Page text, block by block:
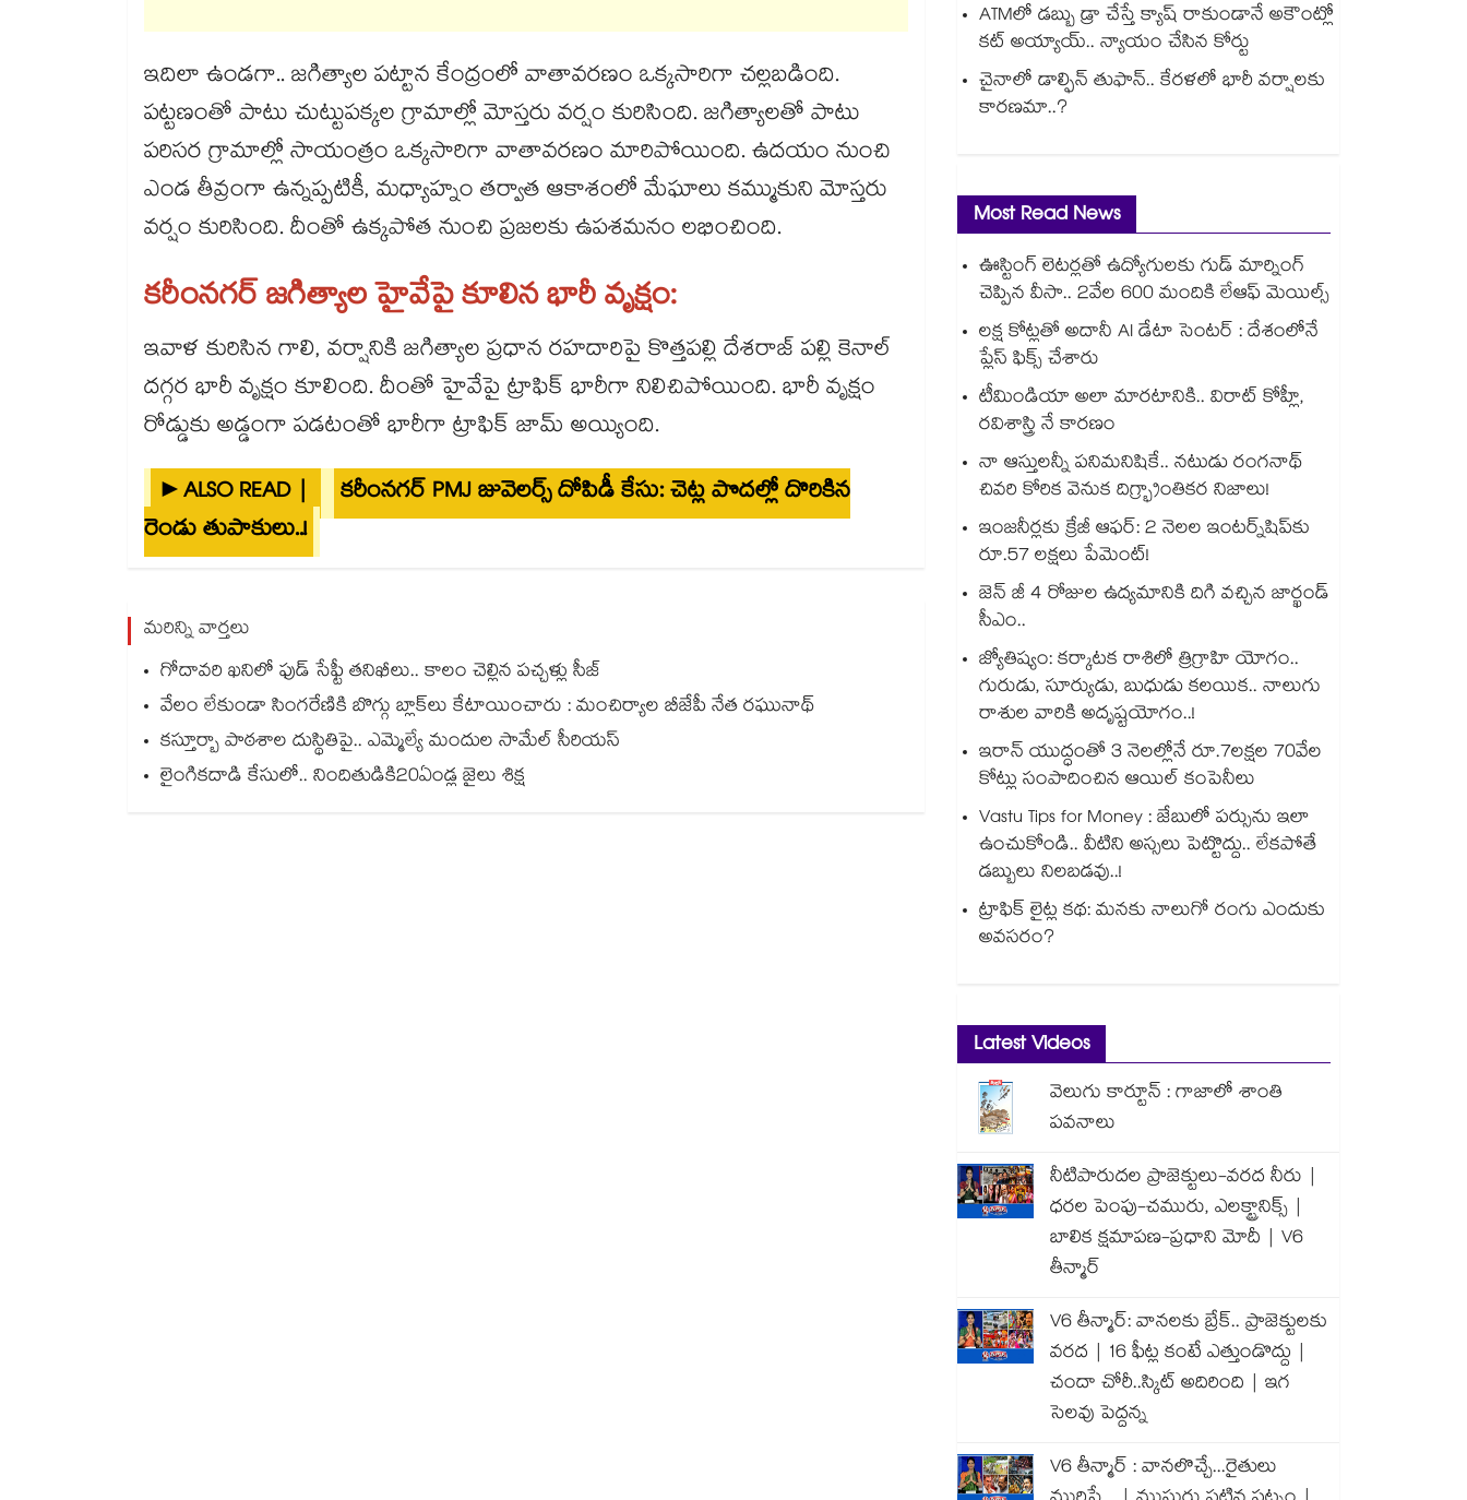
ఇదిలా ఉండగా.. జగిత్యాల పట్టాన కేంద్రంలో వాతావరణం ఒక్కసారిగా చల్లబడింది.
పట్టణంతో పాటు చుట్టుపక్కల గ్రామాల్లో మోస్తరు వర్షం కురిసింది. జగిత్యాలతో పాటు
పరిసర గ్రామాల్లో సాయంత్రం ఒక్కసారిగా వాతావరణం మారిపోయింది. ఉదయం నుంచి
ఎండ తీవ్రంగా ఉన్నప్పటికీ, మధ్యాహ్నం తర్వాత ఆకాశంలో మేఘాలు కమ్ముకుని మోస్తరు
వర్షం కురిసింది. దీంతో ఉక్కపోత నుంచి ప్రజలకు ఉపశమనం లభించింది.
కరీంనగర్ జగిత్యాల హైవేపై కూలిన భారీ వృక్షం:
ఇవాళ కురిసిన గాలి, వర్షానికి జగిత్యాల ప్రధాన రహదారిపై కొత్తపల్లి దేశరాజ్ పల్లి కెనాల్
దగ్గర భారీ వృక్షం కూలింది. దీంతో హైవేపై ట్రాఫిక్ భారీగా నిలిచిపోయింది. భారీ వృక్షం
రోడ్డుకు అడ్డంగా పడటంతో భారీగా ట్రాఫిక్ జామ్ అయ్యింది.
►ALSO READ |
కరీంనగర్ PMJ జువెలర్స్ దోపిడీ కేసు: చెట్ల పొదల్లో దొరికిన
రెండు తుపాకులు..!
మరిన్ని వార్తలు
గోదావరి ఖనిలో ఫుడ్ సేఫ్టీ తనిఖీలు.. కాలం చెల్లిన పచ్చళ్లు సీజ్
వేలం లేకుండా సింగరేణికి బొగ్గు బ్లాక్‌‌‌‌‌‌‌‌లు కేటాయించారు : మంచిర్యాల బీజేపీ నేత రఘునాథ్
కస్తూర్బా పాఠశాల దుస్థితిపై.. ఎమ్మెల్యే మందుల సామేల్ సీరియస్
లైంగికదాడి కేసులో.. నిందితుడికి20ఏండ్ల జైలు శిక్ష
ATMలో డబ్బు డ్రా చేస్తే క్యాష్ రాకుండానే అకౌంట్లో
కట్ అయ్యాయ్.. న్యాయం చేసిన కోర్టు
చైనాలో డాల్ఫిన్ తుఫాన్.. కేరళలో భారీ వర్షాలకు
కారణమా..?
Most Read News
ఊస్టింగ్ లెటర్లతో ఉద్యోగులకు గుడ్ మార్నింగ్
చెప్పిన వీసా.. 2వేల 600 మందికి లేఆఫ్ మెయిల్స్
లక్ష కోట్లతో అదానీ AI డేటా సెంటర్ : దేశంలోనే
ప్లేస్ ఫిక్స్ చేశారు
టీమిండియా అలా మారటానికి.. విరాట్ కోహ్లీ,
రవిశాస్త్రి నే కారణం
నా ఆస్తులన్నీ పనిమనిషికే.. నటుడు రంగనాథ్
చివరి కోరిక వెనుక దిగ్భ్రాంతికర నిజాలు!
ఇంజనీర్లకు క్రేజీ ఆఫర్: 2 నెలల ఇంటర్న్‌షిప్‌కు
రూ.57 లక్షలు పేమెంట్!
జెన్ జీ 4 రోజుల ఉద్యమానికి దిగి వచ్చిన జార్ఖండ్
సీఎం..
జ్యోతిష్యం: కర్కాటక రాశిలో త్రిగ్రాహి యోగం..
గురుడు, సూర్యుడు, బుధుడు కలయిక.. నాలుగు
రాశుల వారికి అదృష్టయోగం..!
ఇరాన్ యుద్ధంతో 3 నెలల్లోనే రూ.7లక్షల 70వేల
కోట్లు సంపాదించిన ఆయిల్ కంపెనీలు
Vastu Tips for Money : జేబులో పర్సును ఇలా
ఉంచుకోండి.. వీటిని అస్సలు పెట్టొద్దు.. లేకపోతే
డబ్బులు నిలబడవు..!
ట్రాఫిక్ లైట్ల కథ: మనకు నాలుగో రంగు ఎందుకు
అవసరం?
Latest Videos
వెలుగు కార్టూన్ : గాజాలో శాంతి
పవనాలు
నీటిపారుదల ప్రాజెక్టులు-వరద నీరు |
ధరల పెంపు-చమురు, ఎలక్ట్రానిక్స్ |
బాలిక క్షమాపణ-ప్రధాని మోదీ | V6
తీన్మార్
V6 తీన్మార్: వానలకు బ్రేక్.. ప్రాజెక్టులకు
వరద | 16 ఫీట్ల కంటే ఎత్తుండొద్దు |
చందా చోరీ..స్కిట్ అదిరింది | ఇగ
సెలవు పెద్దన్న
V6 తీన్మార్ : వానలొచ్చే...రైతులు